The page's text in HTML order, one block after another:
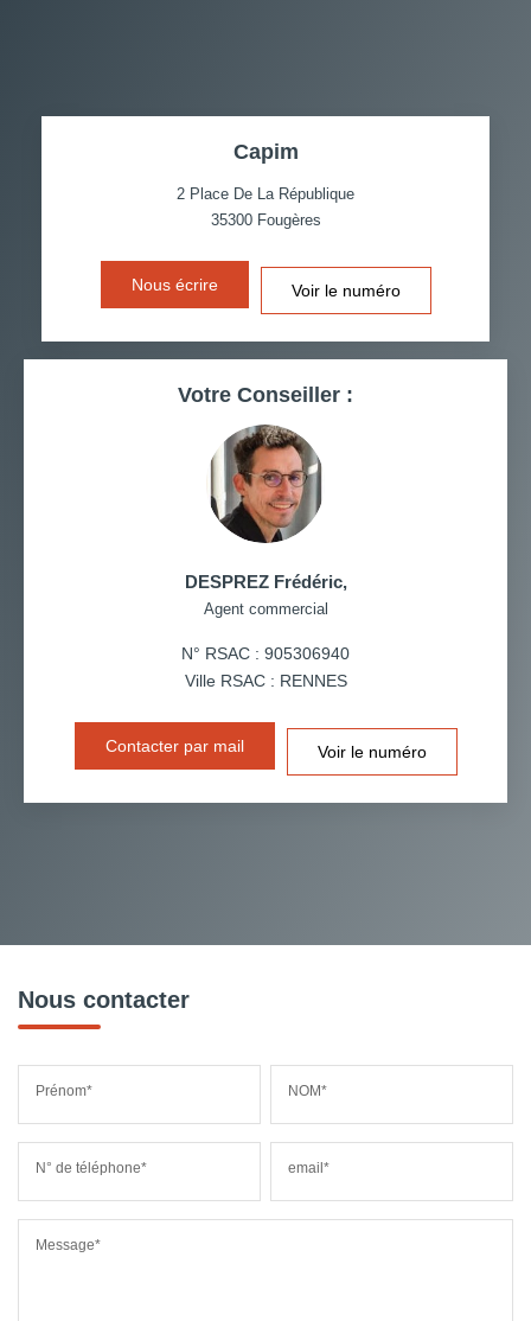
PART DES MÉNAGES SANS
VOITURE
ECOLES ET CRÈCHES
Capim
2 Place De La République
35300 Fougères
Nous écrire Voir le numéro
Votre Conseiller :
DESPREZ Frédéric,
Agent commercial
N° RSAC : 905306940
Ville RSAC : RENNES
Contacter par mail Voir le numéro
Nous contacter
Prénom* NOM*
N° de téléphone* email*
Message*